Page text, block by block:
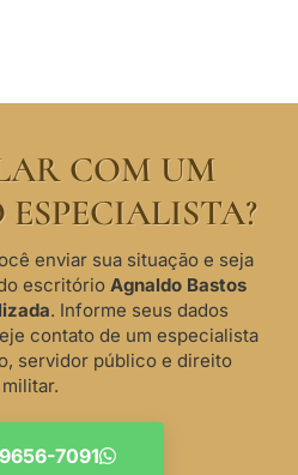
COM UM
enviar sua situação e seja
escritório Agnaldo Bastos
. Informe seus dados
contato de um especialista
servidor público e direito
militar.
7091